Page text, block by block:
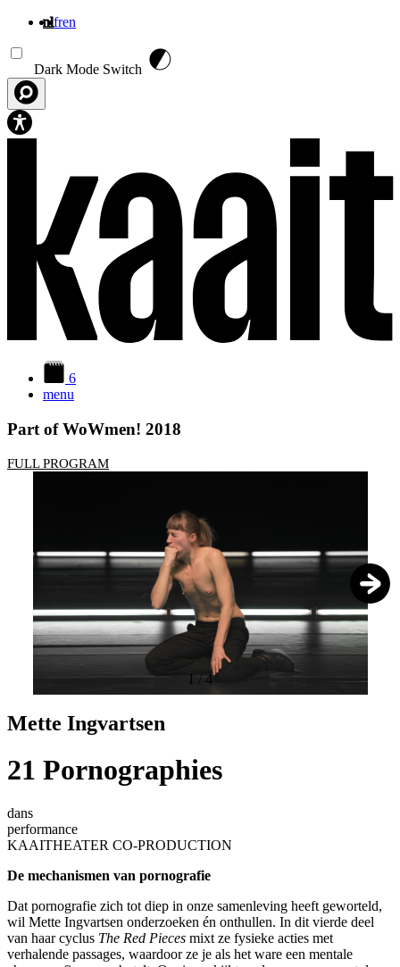
nlfren
Dark Mode Switch
6
menu
Part of WoWmen! 2018
FULL PROGRAM
1 /4
Mette Ingvartsen
21 Pornographies
dans
performance
KAAITHEATER CO-PRODUCTION
De mechanismen van pornografie
Dat pornografie zich tot diep in onze samenleving heeft geworteld,
wil Mette Ingvartsen onderzoeken én onthullen. In dit vierde deel
van haar cyclus The Red Pieces mixt ze fysieke acties met
verhalende passages, waardoor ze je als het ware een mentale